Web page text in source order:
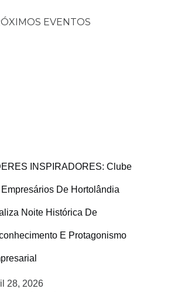
EVENTOS
INSPIRADORES: Clube
Empresários De Hortolândia
Noite Histórica De
E Protagonismo
28, 2026